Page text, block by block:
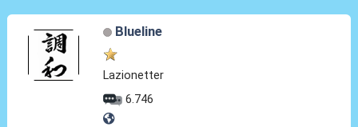
Blueline
Lazionetter
6.746